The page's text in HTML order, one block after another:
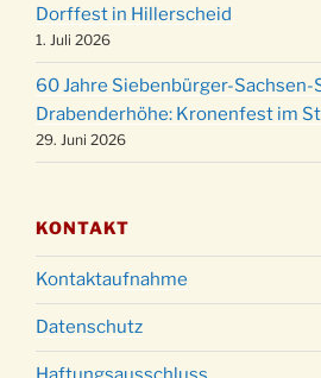
24.12.
Christmette mit der ev.
um 23:00 Uhr
31.12.
Gottesdienst zu Silvester
18:00 Uhr
Dorffest in Hillerscheid
1. Juli 2026
60 Jahre Siebenbürger-Sachsen-
Drabenderhöhe: Kronenfest im
29. Juni 2026
KONTAKT
Kontaktaufnahme
Datenschutz